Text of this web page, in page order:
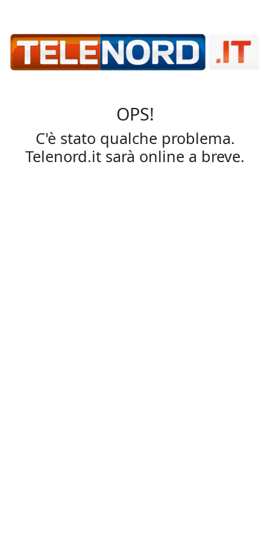
OPS!
C'è stato qualche problema.
Telenord.it sarà online a breve.